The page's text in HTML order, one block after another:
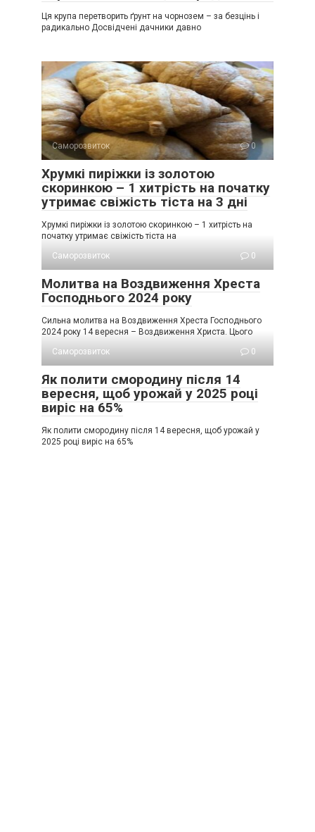
Ця крупа перетворить ґрунт на чорнозем – за безцінь і
радикально Досвідчені дачники давно
Саморозвиток 0
Хрумкі пиріжки із золотою
скоринкою – 1 хитрість на початку
утримає свіжість тіста на 3 дні
Хрумкі пиріжки із золотою скоринкою – 1 хитрість на
початку утримає свіжість тіста на
Саморозвиток
0
Молитва на Воздвиження Хреста
Господнього 2024 року
Сильна молитва на Воздвиження Хреста Господнього
2024 року 14 вересня – Воздвиження Христа. Цього
Саморозвиток
0
Як полити смородину після 14
вересня, щоб урожай у 2025 році
виріс на 65%
Як полити смородину після 14 вересня, щоб урожай у
2025 році виріс на 65%